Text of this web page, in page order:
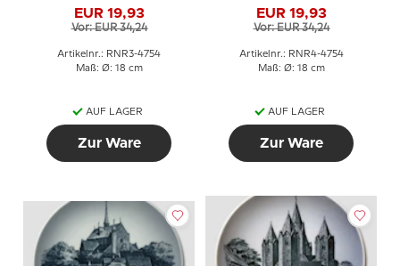
EUR 19,93
Vor: EUR 34,24
Artikelnr.: RNR3-4754
Maß: Ø: 18 cm
AUF LAGER
Zur Ware
EUR 19,93
Vor: EUR 34,24
Artikelnr.: RNR4-4754
Maß: Ø: 18 cm
AUF LAGER
Zur Ware